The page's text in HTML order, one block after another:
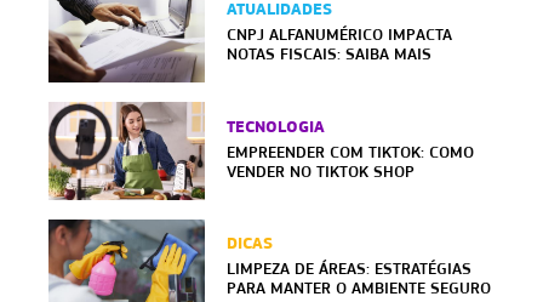
ATUALIDADES
CNPJ ALFANUMÉRICO IMPACTA
NOTAS FISCAIS: SAIBA MAIS
TECNOLOGIA
EMPREENDER COM TIKTOK: COMO
VENDER NO TIKTOK SHOP
DICAS
LIMPEZA DE ÁREAS: ESTRATÉGIAS
PARA MANTER O AMBIENTE SEGURO